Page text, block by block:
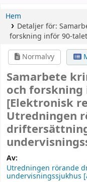
Hem
Detaljer för:
forskning inför 90-talet
Normalvy
Samarbete
och
[Elektronisk
Utredningen
Av:
Utredningen rörande
undervisningssjukhus